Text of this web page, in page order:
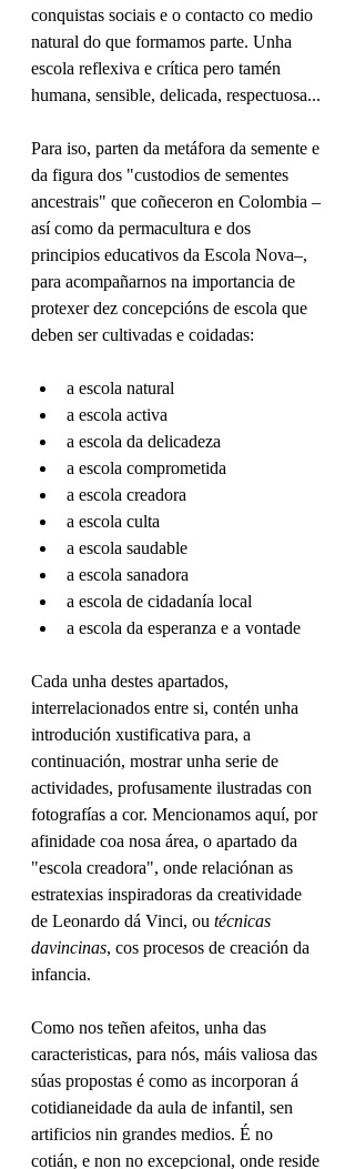
conquistas sociais e o contacto co medio
natural do que formamos parte. Unha
escola reflexiva e crítica pero tamén
humana, sensible, delicada, respectuosa...
Para iso, parten da metáfora da semente e
da figura dos "custodios de sementes
ancestrais" que coñeceron en Colombia –
así como da permacultura e dos
principios educativos da Escola Nova–,
para acompañarnos na importancia de
protexer dez concepcións de escola que
deben ser cultivadas e coidadas:
a escola natural
a escola activa
a escola da delicadeza
a escola comprometida
a escola creadora
a escola culta
a escola saudable
a escola sanadora
a escola de cidadanía local
a escola da esperanza e a vontade
Cada unha destes apartados,
interrelacionados entre si, contén unha
introdución xustificativa para, a
continuación, mostrar unha serie de
actividades, profusamente ilustradas con
fotografías a cor. Mencionamos aquí, por
afinidade coa nosa área, o apartado da
"escola creadora", onde relaciónan as
estratexias inspiradoras da creatividade
de Leonardo dá Vinci, ou técnicas
davincinas, cos procesos de creación da
infancia.
Como nos teñen afeitos, unha das
caracteristicas, para nós, máis valiosa das
súas propostas é como as incorporan á
cotidianeidade da aula de infantil, sen
artificios nin grandes medios. É no
cotián, e non no excepcional, onde reside